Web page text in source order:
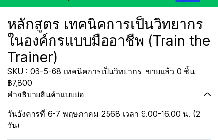
หลักสูตร เทคนิคการเป็นวิทยากร
ในองค์กรแบบมืออาชีพ (Train the
Trainer)
SKU : 06-5-68 เทคนิคการเป็นวิทยากร ขายแล้ว 0 ชิ้น
฿7,800
คำอธิบายสินค้าแบบย่อ
วันอังคารที่ 6-7 พฤษภาคม 2568 เวลา 9.00-16.00 น. (2
วัน)